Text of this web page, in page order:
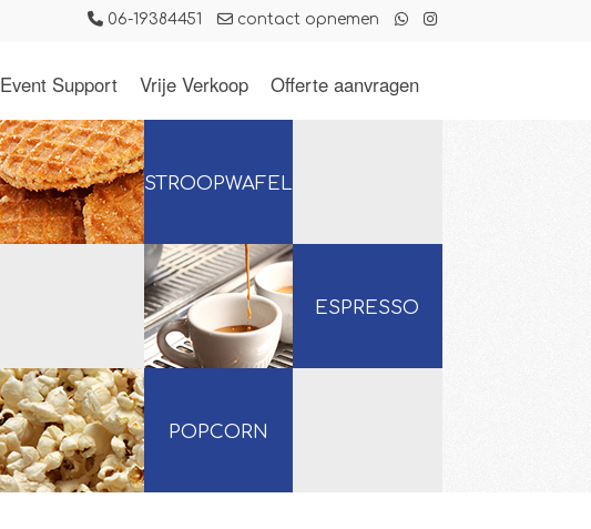
06-19384451 contact opnemen
Event Support Vrije Verkoop Offerte aanvragen
STROOPWAFELS
ESPRESSO
POPCORN